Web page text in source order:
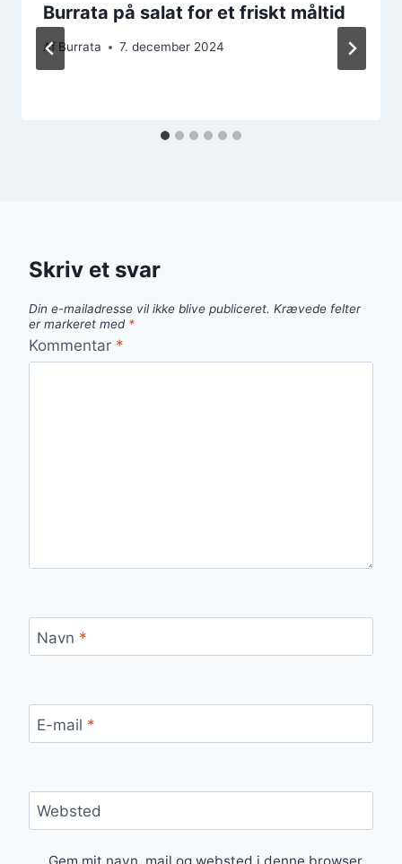
Burrata på salat for et friskt måltid
Af Burrata 7. december 2024
Skriv et svar
Din e-mailadresse vil ikke blive publiceret. Krævede felter
er markeret med *
Kommentar *
Navn *
E-mail *
Websted